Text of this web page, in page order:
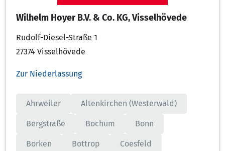
Wilhelm Hoyer B.V. & Co. KG, Visselhövede
Rudolf-Diesel-Straße 1
27374 Visselhövede
Zur Niederlassung
Ahrweiler Altenkirchen (Westerwald)
Bergstraße Bochum Bonn
Borken Bottrop Coesfeld